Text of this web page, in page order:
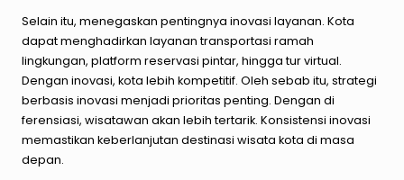
Selain itu, menegaskan pentingnya inovasi layanan. Kota
dapat menghadirkan layanan transportasi ramah
lingkungan, platform reservasi pintar, hingga tur virtual.
Dengan inovasi, kota lebih kompetitif. Oleh sebab itu, strategi
berbasis inovasi menjadi prioritas penting. Dengan di
ferensiasi, wisatawan akan lebih tertarik. Konsistensi inovasi
memastikan keberlanjutan destinasi wisata kota di masa
depan.